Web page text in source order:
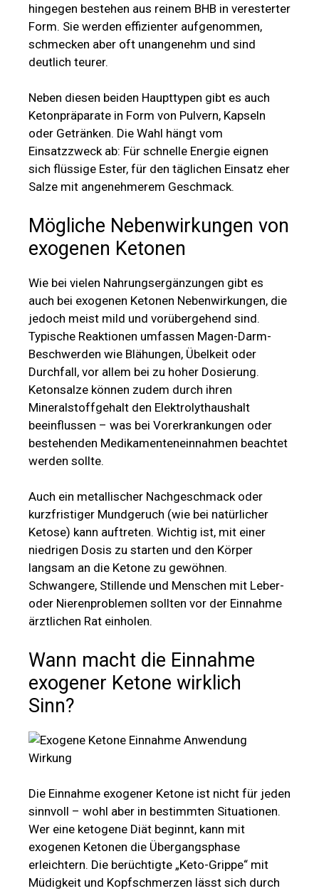
hingegen bestehen aus reinem BHB in veresterter
Form. Sie werden effizienter aufgenommen,
schmecken aber oft unangenehm und sind
deutlich teurer.
Neben diesen beiden Haupttypen gibt es auch
Ketonpräparate in Form von Pulvern, Kapseln
oder Getränken. Die Wahl hängt vom
Einsatzzweck ab: Für schnelle Energie eignen
sich flüssige Ester, für den täglichen Einsatz eher
Salze mit angenehmerem Geschmack.
Mögliche Nebenwirkungen von
exogenen Ketonen
Wie bei vielen Nahrungsergänzungen gibt es
auch bei exogenen Ketonen Nebenwirkungen, die
jedoch meist mild und vorübergehend sind.
Typische Reaktionen umfassen Magen-Darm-
Beschwerden wie Blähungen, Übelkeit oder
Durchfall, vor allem bei zu hoher Dosierung.
Ketonsalze können zudem durch ihren
Mineralstoffgehalt den Elektrolythaushalt
beeinflussen – was bei Vorerkrankungen oder
bestehenden Medikamenteneinnahmen beachtet
werden sollte.
Auch ein metallischer Nachgeschmack oder
kurzfristiger Mundgeruch (wie bei natürlicher
Ketose) kann auftreten. Wichtig ist, mit einer
niedrigen Dosis zu starten und den Körper
langsam an die Ketone zu gewöhnen.
Schwangere, Stillende und Menschen mit Leber-
oder Nierenproblemen sollten vor der Einnahme
ärztlichen Rat einholen.
Wann macht die Einnahme
exogener Ketone wirklich
Sinn?
Die Einnahme exogener Ketone ist nicht für jeden
sinnvoll – wohl aber in bestimmten Situationen.
Wer eine ketogene Diät beginnt, kann mit
exogenen Ketonen die Übergangsphase
erleichtern. Die berüchtigte „Keto-Grippe“ mit
Müdigkeit und Kopfschmerzen lässt sich durch